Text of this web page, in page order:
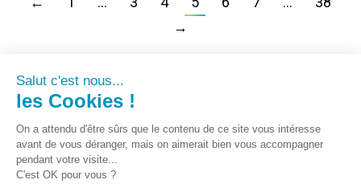
→
Salut c'est nous...
les Cookies !
On a attendu d'être sûrs que le contenu de ce site vous intéresse
avant de vous déranger, mais on aimerait bien vous accompagner
pendant votre visite...
C'est OK pour vous ?